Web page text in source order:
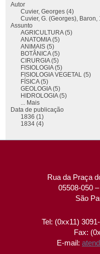
Autor
Cuvier, Georges (4)
Cuvier, G. (Georges),
Assunto
AGRICULTURA (5)
ANATOMIA (5)
ANIMAIS (5)
BOTÂNICA (5)
CIRURGIA (5)
FISIOLOGIA (5)
FISIOLOGIA VEGETAL (5)
FÍSICA (5)
GEOLOGIA (5)
HIDROLOGIA (5)
... Mais
Data de publicação
1836 (1)
1834 (4)
Rua da Praça
05508-050
São
Tel: (0xx11)
Fax:
E-mail: